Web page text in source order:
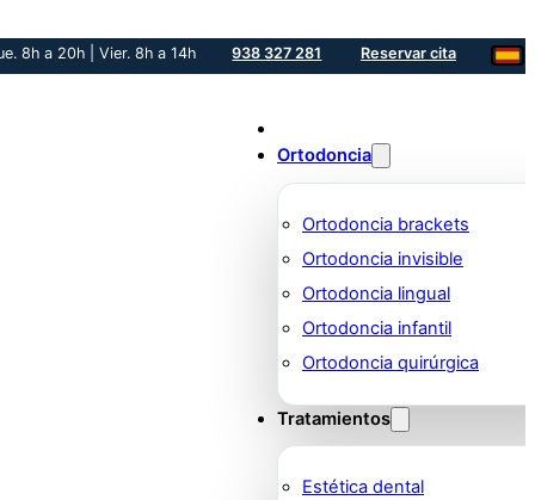
8h a 20h | Vier. 8h a 14h 938 327 281 Reservar cita
Ortodoncia
Ortodoncia brackets
Ortodoncia invisible
Ortodoncia lingual
Ortodoncia infantil
Ortodoncia quirúrgica
Tratamientos
Estética dental